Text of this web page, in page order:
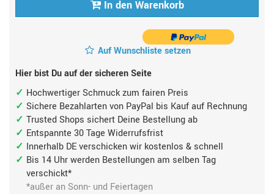
In den Warenkorb
Auf Wunschliste setzen
Hier bist Du auf der sicheren Seite
Hochwertiger Schmuck zum fairen Preis
Sichere Bezahlarten von PayPal bis Kauf auf Rechnung
Trusted Shops sichert Deine Bestellung ab
Entspannte 30 Tage Widerrufsfrist
Innerhalb DE verschicken wir kostenlos & schnell
Bis 14 Uhr werden Bestellungen am selben Tag
verschickt*
*außer an Sonn- und Feiertagen